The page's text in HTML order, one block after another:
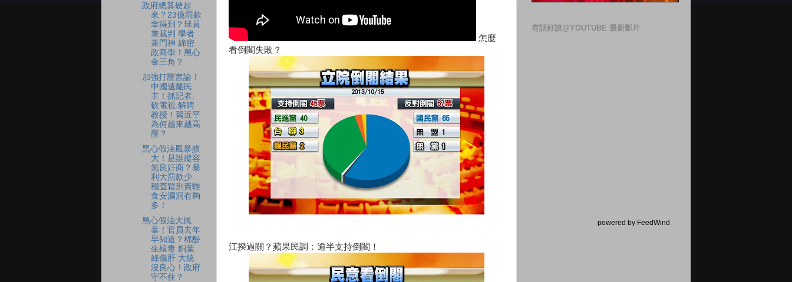
怎麼
看倒閣失敗？
江揆過關？蘋果民調：逾半支持倒閣！
政府總算硬起
來？23億罰款
拿得到？球員
兼裁判 學者
兼門神 綿密
政商學！黑心
金三角？
加強打壓言論！
中國遠離民
主！抓記者.
砍電視.解聘
教授！習近平
為何越來越高
壓？
黑心假油風暴擴
大！是誰縱容
無良奸商？暴
利大罰款少
稽查鬆刑責輕
食安漏洞有夠
多！
黑心假油大風
暴！官員去年
早知道？棉酚
生殖毒 銅葉
綠傷肝 大統
沒良心！政府
守不住？
有話好說@YOUTUBE 最新影片
powered by FeedWind